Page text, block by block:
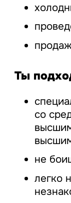
Ты
со
не
легко